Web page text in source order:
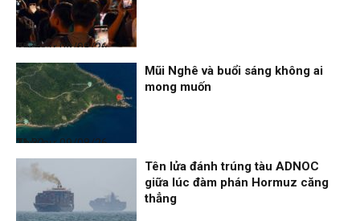
Thời sự
09/08/26, 21:56
Thời sự
09/08/26, 21:32
Mũi Nghê và buổi sáng không ai
mong muốn
Tên lửa đánh trúng tàu ADNOC
giữa lúc đàm phán Hormuz căng
thẳng